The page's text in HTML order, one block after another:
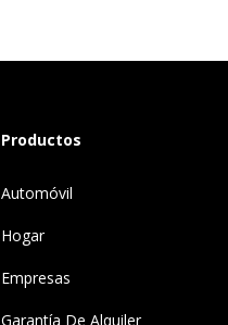
Productos
Automóvil
Hogar
Empresas
Garantía De Alquiler